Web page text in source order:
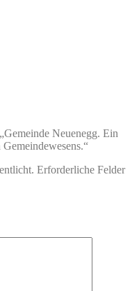
Neuenegg. Ein
Erforderliche Felder